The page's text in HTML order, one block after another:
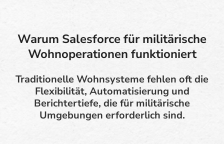
Warum Salesforce für militärische
Wohnoperationen funktioniert
Traditionelle Wohnsysteme fehlen oft die
Flexibilität, Automatisierung und
Berichtertiefe, die für militärische
Umgebungen erforderlich sind.